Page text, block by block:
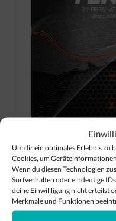
Um dir ein optimales Erlebnis zu
Cookies, um
Wenn du diesen Technologien
Surfverhalten oder eindeutige
deine Einwillligung nicht erteilst
Merkmale und Funktionen